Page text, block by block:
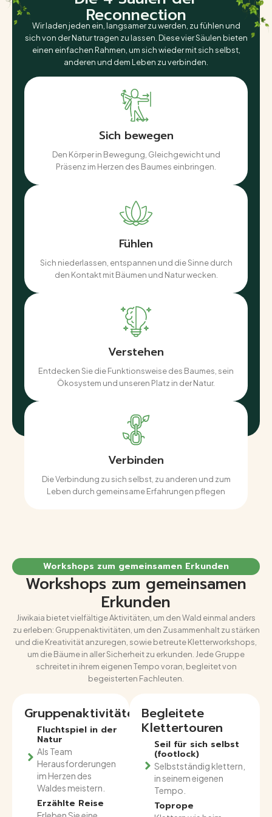
Reconnection
Wir laden jeden ein, langsamer zu werden, zu fühlen und
sich von der Natur tragen zu lassen. Diese vier Säulen bieten
einen einfachen Rahmen, um sich wieder mit sich selbst,
anderen und dem Leben zu verbinden.
Sich bewegen
Den Körper in Bewegung, Gleichgewicht und
Präsenz im Herzen des Baumes einbringen.
Fühlen
Sich niederlassen, entspannen und die Sinne durch
den Kontakt mit Bäumen und Natur wecken.
Verstehen
Entdecken Sie die Funktionsweise des Baumes, sein
Ökosystem und unseren Platz in der Natur.
Verbinden
Die Verbindung zu sich selbst, zu anderen und zum
Leben durch gemeinsame Erfahrungen pflegen
Workshops zum gemeinsamen Erkunden
Workshops zum gemeinsamen
Erkunden
Jiwikaia bietet vielfältige Aktivitäten, um den Wald einmal anders
zu erleben: Gruppenaktivitäten, um den Zusammenhalt zu stärken
und die Kreativität anzuregen, sowie betreute Kletterworkshops,
um die Bäume in aller Sicherheit zu erkunden. Jede Gruppe
schreitet in ihrem eigenen Tempo voran, begleitet von
begeisterten Fachleuten.
Gruppenaktivitäten
Fluchtspiel in der
Natur
Als Team
Herausforderungen
im Herzen des
Waldes meistern.
Erzählte Reise
Begleitete
Klettertouren
Seil für sich selbst
(footlock)
Selbstständig klettern,
in seinem eigenen
Tempo.
Toprope